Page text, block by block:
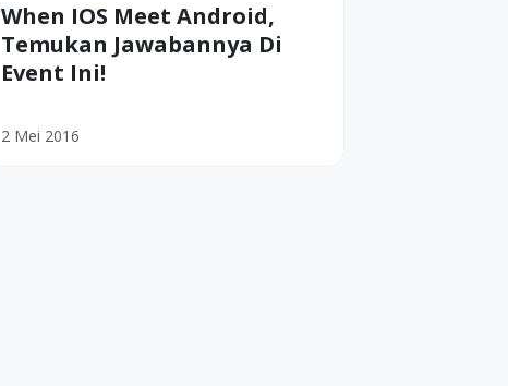
When IOS Meet Android,
Temukan Jawabannya Di
Event Ini!
2 Mei 2016